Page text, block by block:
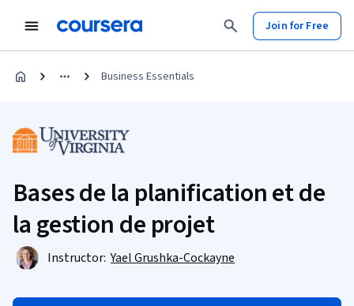
Join for Free
Business Essentials
Bases de la planification et de
la gestion de projet
Instructor: Yael Grushka-Cockayne